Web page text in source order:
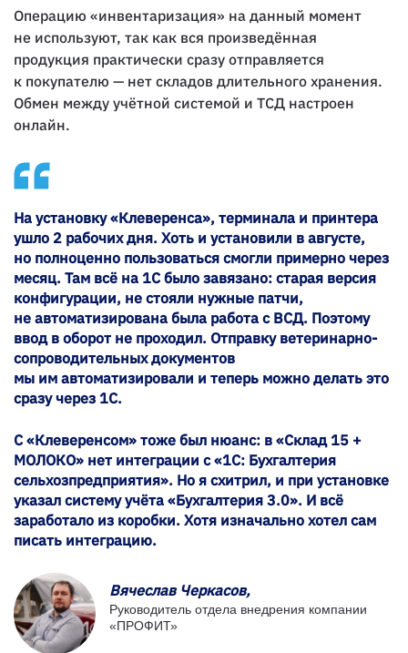
Операцию «инвентаризация» на данный момент
не используют, так как вся произведённая
продукция практически сразу отправляется
к покупателю — нет складов длительного хранения.
Обмен между учётной системой и ТСД настроен
онлайн.
На установку «Клеверенса», терминала и принтера
ушло 2 рабочих дня. Хоть и установили в августе,
но полноценно пользоваться смогли примерно через
месяц. Там всё на 1С было завязано: старая версия
конфигурации, не стояли нужные патчи,
не автоматизирована была работа с ВСД. Поэтому
ввод в оборот не проходил. Отправку ветеринарно-
сопроводительных документов
мы им автоматизировали и теперь можно делать это
сразу через 1С.
С «Клеверенсом» тоже был нюанс: в «Склад 15 +
МОЛОКО» нет интеграции с «1С: Бухгалтерия
сельхозпредприятия». Но я схитрил, и при установке
указал систему учёта «Бухгалтерия 3.0». И всё
заработало из коробки. Хотя изначально хотел сам
писать интеграцию.
Вячеслав Черкасов,
Руководитель отдела внедрения компании
«ПРОФИТ»